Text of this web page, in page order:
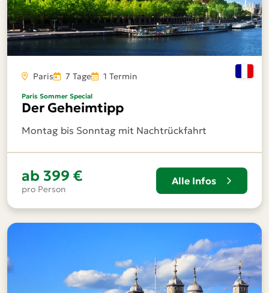
Paris 7 Tage 1 Termin
Paris Sommer Special
Der Geheimtipp
Montag bis Sonntag mit Nachtrückfahrt
ab 399 €
pro Person
Alle Infos